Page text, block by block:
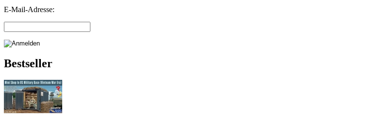
E-Mail-Adresse:
Bestseller